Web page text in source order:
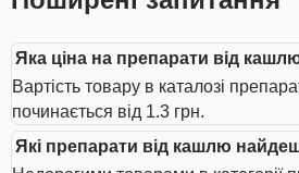
Яка ціна на препарати від
Вартість товару в каталозі
починається від 1.3 грн.
Які препарати від кашлю